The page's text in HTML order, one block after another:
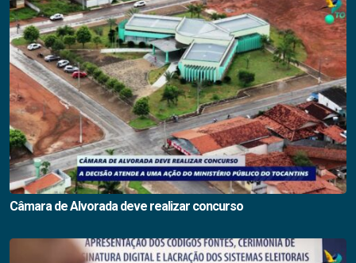
Câmara de Alvorada deve realizar concurso